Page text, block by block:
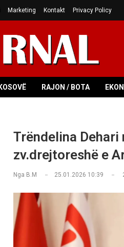
Marketing Kontakt Privacy Policy
KOSOVË RAJON / BOTA
Trëndelina Dehari
zv.drejtoreshë e
Nga B.M 25.01.2026 10:39